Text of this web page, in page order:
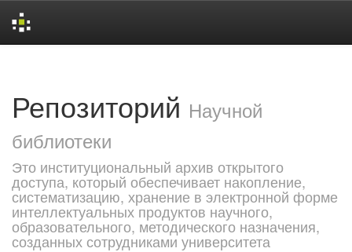
Репозиторий Научной
библиотеки
Это институциональный архив открытого
доступа, который обеспечивает накопление,
систематизацию, хранение в электронной форме
интеллектуальных продуктов научного,
образовательного, методического назначения,
созданных сотрудниками университета